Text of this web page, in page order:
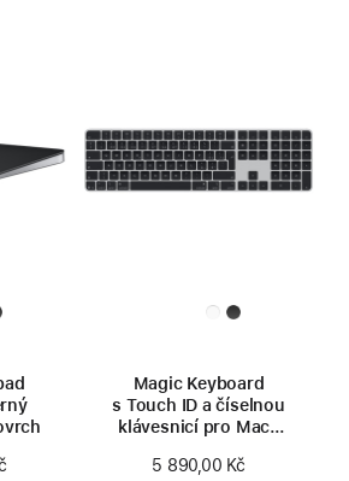
Magic Keyboard
s Touch ID a číselnou
klávesnicí pro Macy
(USB‑C) – český –
5 890,00 Kč